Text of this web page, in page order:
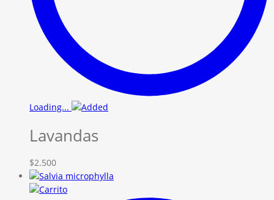
Loading...
Lavandas
$2.500